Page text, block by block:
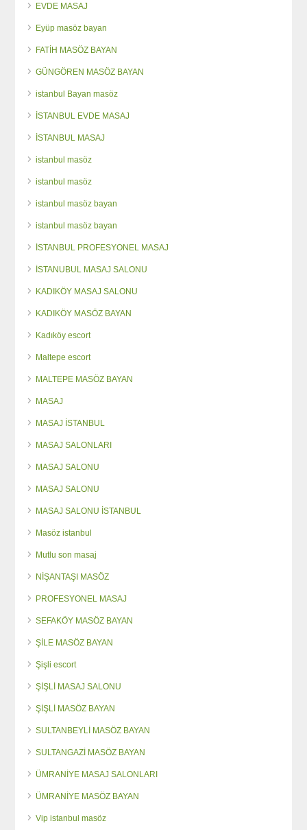
EVDE MASAJ
Eyüp masöz bayan
FATİH MASÖZ BAYAN
GÜNGÖREN MASÖZ BAYAN
istanbul Bayan masöz
İSTANBUL EVDE MASAJ
İSTANBUL MASAJ
istanbul masöz
istanbul masöz
istanbul masöz bayan
istanbul masöz bayan
İSTANBUL PROFESYONEL MASAJ
İSTANUBUL MASAJ SALONU
KADIKÖY MASAJ SALONU
KADIKÖY MASÖZ BAYAN
Kadıköy escort
Maltepe escort
MALTEPE MASÖZ BAYAN
MASAJ
MASAJ İSTANBUL
MASAJ SALONLARI
MASAJ SALONU
MASAJ SALONU
MASAJ SALONU İSTANBUL
Masöz istanbul
Mutlu son masaj
NİŞANTAŞI MASÖZ
PROFESYONEL MASAJ
SEFAKÖY MASÖZ BAYAN
ŞİLE MASÖZ BAYAN
Şişli escort
ŞİŞLİ MASAJ SALONU
ŞİŞLİ MASÖZ BAYAN
SULTANBEYLİ MASÖZ BAYAN
SULTANGAZİ MASÖZ BAYAN
ÜMRANİYE MASAJ SALONLARI
ÜMRANİYE MASÖZ BAYAN
Vip istanbul masöz